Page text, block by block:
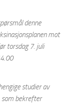
denne
mot
torsdag 7. juli
studier av
som bekrefter